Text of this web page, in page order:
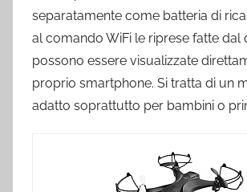
separatamente come batteria di
al comando WiFi le riprese fatte dal
possono essere visualizzate
proprio smartphone. Si tratta di un
adatto soprattutto per bambini o